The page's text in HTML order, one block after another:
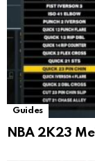
Guides
NBA 2K23